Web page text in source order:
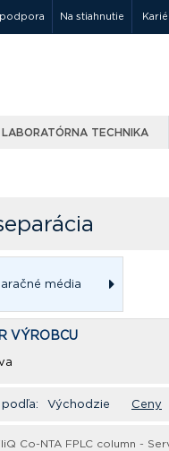
Na stiahnutie
LABORATÓRNA TECHNIKA
média
VÝROBCU
Východzie Ceny
Co-NTA FPLC column -